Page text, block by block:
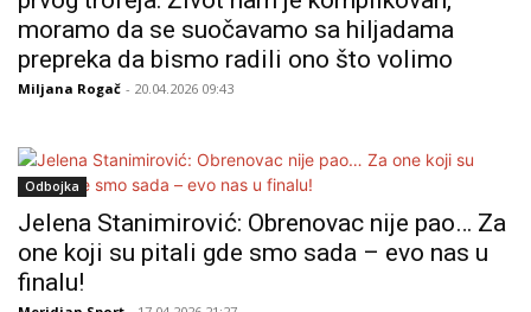
moramo da se suočavamo sa hiljadama
prepreka da bismo radili ono što volimo
Miljana Rogač - 20.04.2026 09:43
Odbojka
Jelena Stanimirović: Obrenovac nije pao… Za
one koji su pitali gde smo sada – evo nas u
finalu!